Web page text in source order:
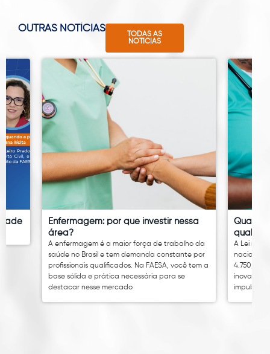
OUTRAS NOTÍCIAS
TODAS AS
NOTÍCIAS
Enfermagem: por que investir nessa
área?
A enfermagem é a maior força de trabalho da
saúde no Brasil e tem demanda constante por
profissionais qualificados. Na FAESA, você tem a
base sólida e prática necessária para se
destacar nesse mercado
Quanto
qual é o
A Lei nº
nacional
4.750,00.
inovação